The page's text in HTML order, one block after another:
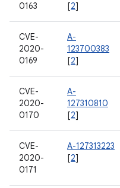
0163
[2]
CVE-
2020-
0169
A-
123700383
[2]
CVE-
2020-
0170
A-
127310810
[2]
CVE-
2020-
0171
A-127313223
[2]